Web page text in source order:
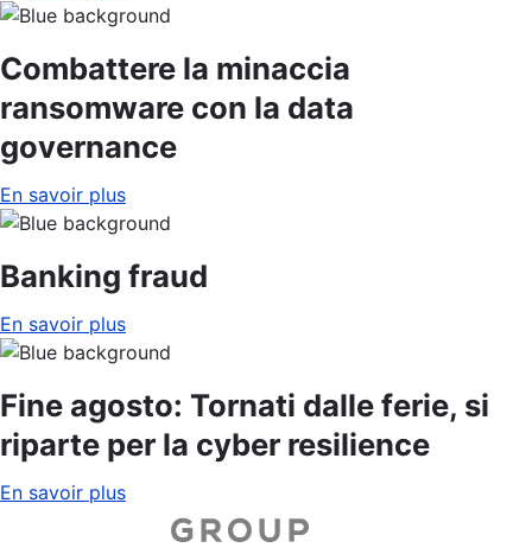
Combattere la minaccia
ransomware con la data
governance
En savoir plus
Banking fraud
En savoir plus
Fine agosto: Tornati dalle ferie, si
riparte per la cyber resilience
En savoir plus